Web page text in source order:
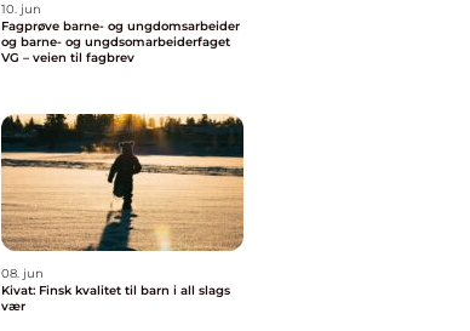
10. jun
Fagprøve barne- og ungdomsarbeider
og barne- og ungdsomarbeiderfaget
VG – veien til fagbrev
08. jun
Kivat: Finsk kvalitet til barn i all slags
vær